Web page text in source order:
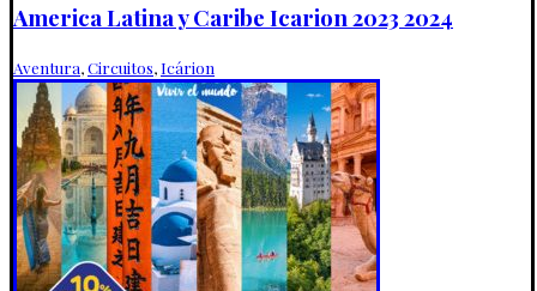
America Latina y Caribe Icarion 2023 2024
Aventura,Circuitos, Icárion